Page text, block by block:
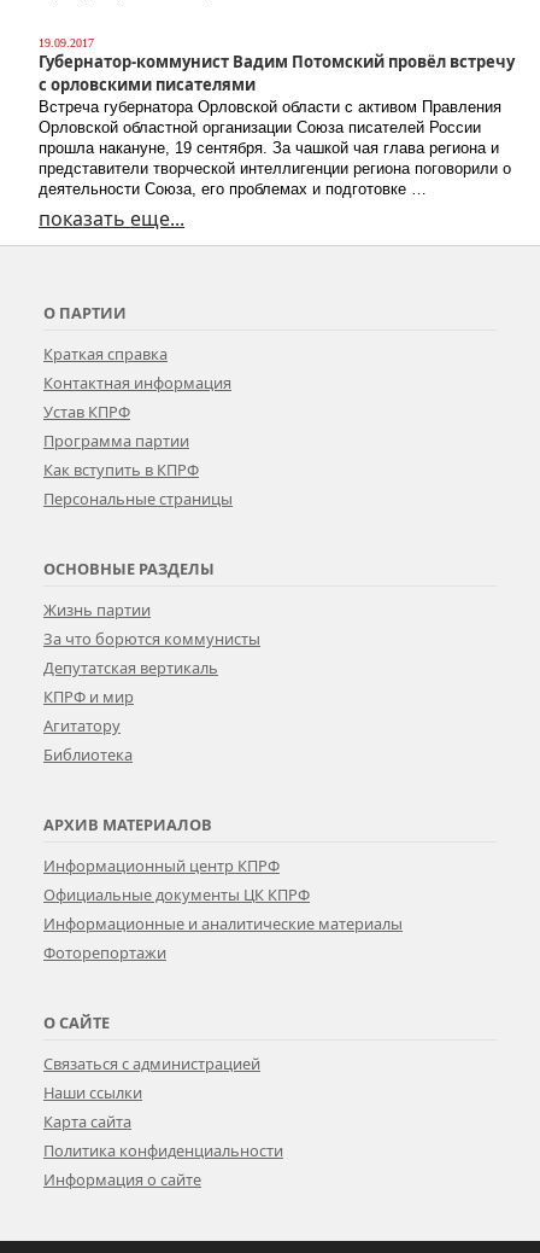
19.09.2017
Губернатор-коммунист Вадим Потомский провёл встречу
с орловскими писателями
Встреча губернатора Орловской области с активом Правления
Орловской областной организации Союза писателей России
прошла накануне, 19 сентября. За чашкой чая глава региона и
представители творческой интеллигенции региона поговорили о
деятельности Союза, его проблемах и подготовке …
показать еще...
О ПАРТИИ
Краткая справка
Контактная информация
Устав КПРФ
Программа партии
Как вступить в КПРФ
Персональные страницы
ОСНОВНЫЕ РАЗДЕЛЫ
Жизнь партии
За что борются коммунисты
Депутатская вертикаль
КПРФ и мир
Агитатору
Библиотека
АРХИВ МАТЕРИАЛОВ
Информационный центр КПРФ
Официальные документы ЦК КПРФ
Информационные и аналитические материалы
Фоторепортажи
О САЙТЕ
Связаться с администрацией
Наши ссылки
Карта сайта
Политика конфиденциальности
Информация о сайте